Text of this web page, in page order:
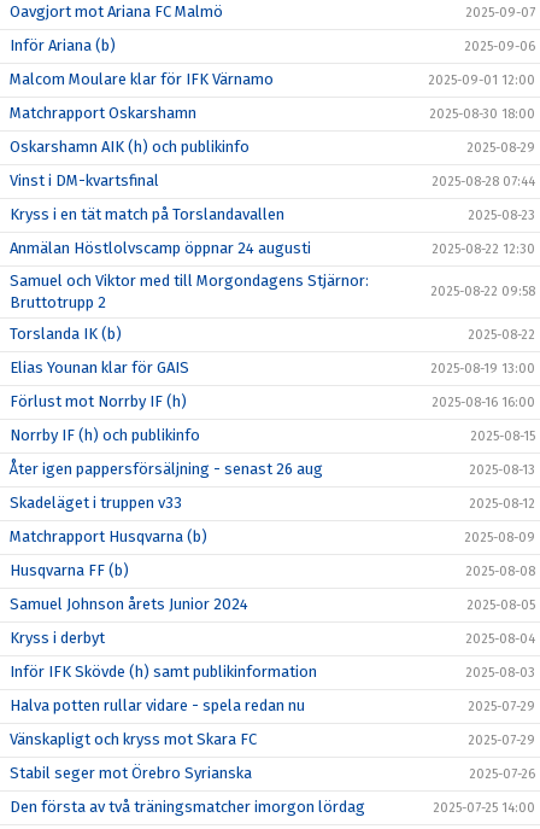
Oavgjort mot Ariana FC Malmö 2025-09-07
Inför Ariana (b) 2025-09-06
Malcom Moulare klar för IFK Värnamo 2025-09-01 12:00
Matchrapport Oskarshamn 2025-08-30 18:00
Oskarshamn AIK (h) och publikinfo 2025-08-29
Vinst i DM-kvartsfinal 2025-08-28 07:44
Kryss i en tät match på Torslandavallen 2025-08-23
Anmälan Höstlolvscamp öppnar 24 augusti 2025-08-22 12:30
Samuel och Viktor med till Morgondagens Stjärnor:
Bruttotrupp 2
2025-08-22 09:58
Torslanda IK (b) 2025-08-22
Elias Younan klar för GAIS 2025-08-19 13:00
Förlust mot Norrby IF (h) 2025-08-16 16:00
Norrby IF (h) och publikinfo 2025-08-15
Åter igen pappersförsäljning - senast 26 aug 2025-08-13
Skadeläget i truppen v33 2025-08-12
Matchrapport Husqvarna (b) 2025-08-09
Husqvarna FF (b) 2025-08-08
Samuel Johnson årets Junior 2024 2025-08-05
Kryss i derbyt 2025-08-04
Inför IFK Skövde (h) samt publikinformation 2025-08-03
Halva potten rullar vidare - spela redan nu 2025-07-29
Vänskapligt och kryss mot Skara FC 2025-07-29
Stabil seger mot Örebro Syrianska 2025-07-26
Den första av två träningsmatcher imorgon lördag 2025-07-25 14:00